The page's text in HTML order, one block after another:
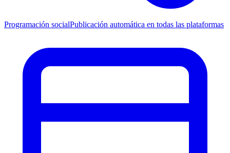
Programación socialPublicación automática en todas las plataformas